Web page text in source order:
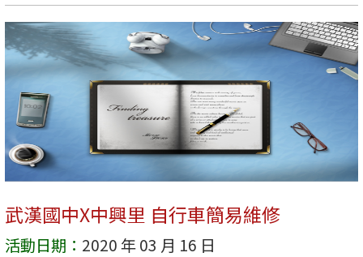
武漢國中X中興里 自行車簡易維修
活動日期： 2020 年 03 月 16 日